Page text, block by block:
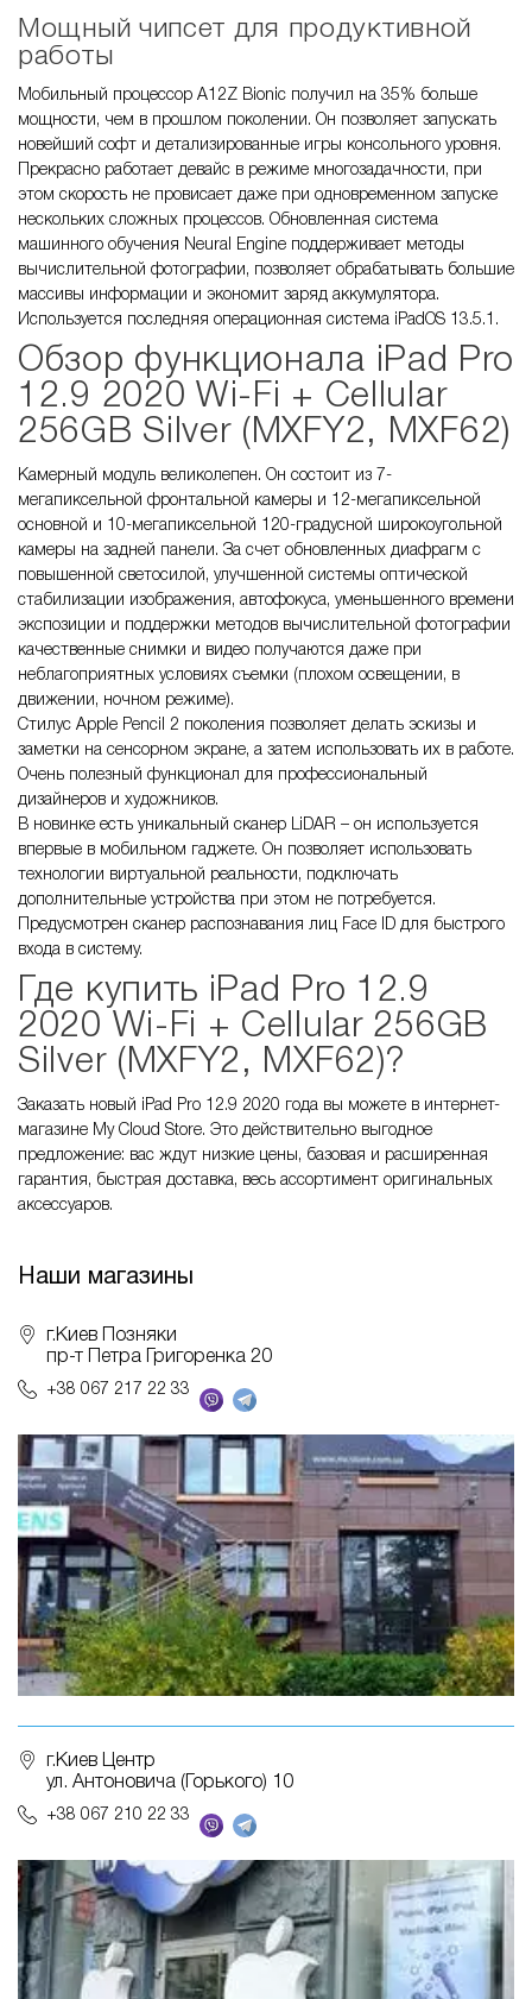
Мощный чипсет для продуктивной
работы
Мобильный процессор A12Z Bionic получил на 35% больше
мощности, чем в прошлом поколении. Он позволяет запускать
новейший софт и детализированные игры консольного уровня.
Прекрасно работает девайс в режиме многозадачности, при
этом скорость не провисает даже при одновременном запуске
нескольких сложных процессов. Обновленная система
машинного обучения Neural Engine поддерживает методы
вычислительной фотографии, позволяет обрабатывать большие
массивы информации и экономит заряд аккумулятора.
Используется последняя операционная система iPadOS 13.5.1.
Обзор функционала iPad Pro
12.9 2020 Wi-Fi + Cellular
256GB Silver (MXFY2, MXF62)
Камерный модуль великолепен. Он состоит из 7-
мегапиксельной фронтальной камеры и 12-мегапиксельной
основной и 10-мегапиксельной 120-градусной широкоугольной
камеры на задней панели. За счет обновленных диафрагм с
повышенной светосилой, улучшенной системы оптической
стабилизации изображения, автофокуса, уменьшенного времени
экспозиции и поддержки методов вычислительной фотографии
качественные снимки и видео получаются даже при
неблагоприятных условиях съемки (плохом освещении, в
движении, ночном режиме).
Стилус Apple Pencil 2 поколения позволяет делать эскизы и
заметки на сенсорном экране, а затем использовать их в работе.
Очень полезный функционал для профессиональный
дизайнеров и художников.
В новинке есть уникальный сканер LiDAR – он используется
впервые в мобильном гаджете. Он позволяет использовать
технологии виртуальной реальности, подключать
дополнительные устройства при этом не потребуется.
Предусмотрен сканер распознавания лиц Face ID для быстрого
входа в систему.
Где купить iPad Pro 12.9
2020 Wi-Fi + Cellular 256GB
Silver (MXFY2, MXF62)?
Заказать новый iPad Pro 12.9 2020 года вы можете в интернет-
магазине My Cloud Store. Это действительно выгодное
предложение: вас ждут низкие цены, базовая и расширенная
гарантия, быстрая доставка, весь ассортимент оригинальных
аксессуаров.
Наши магазины
г.Киев Позняки
пр-т Петра Григоренка 20
+38 067 217 22 33
г.Киев Центр
ул. Антоновича (Горького) 10
+38 067 210 22 33